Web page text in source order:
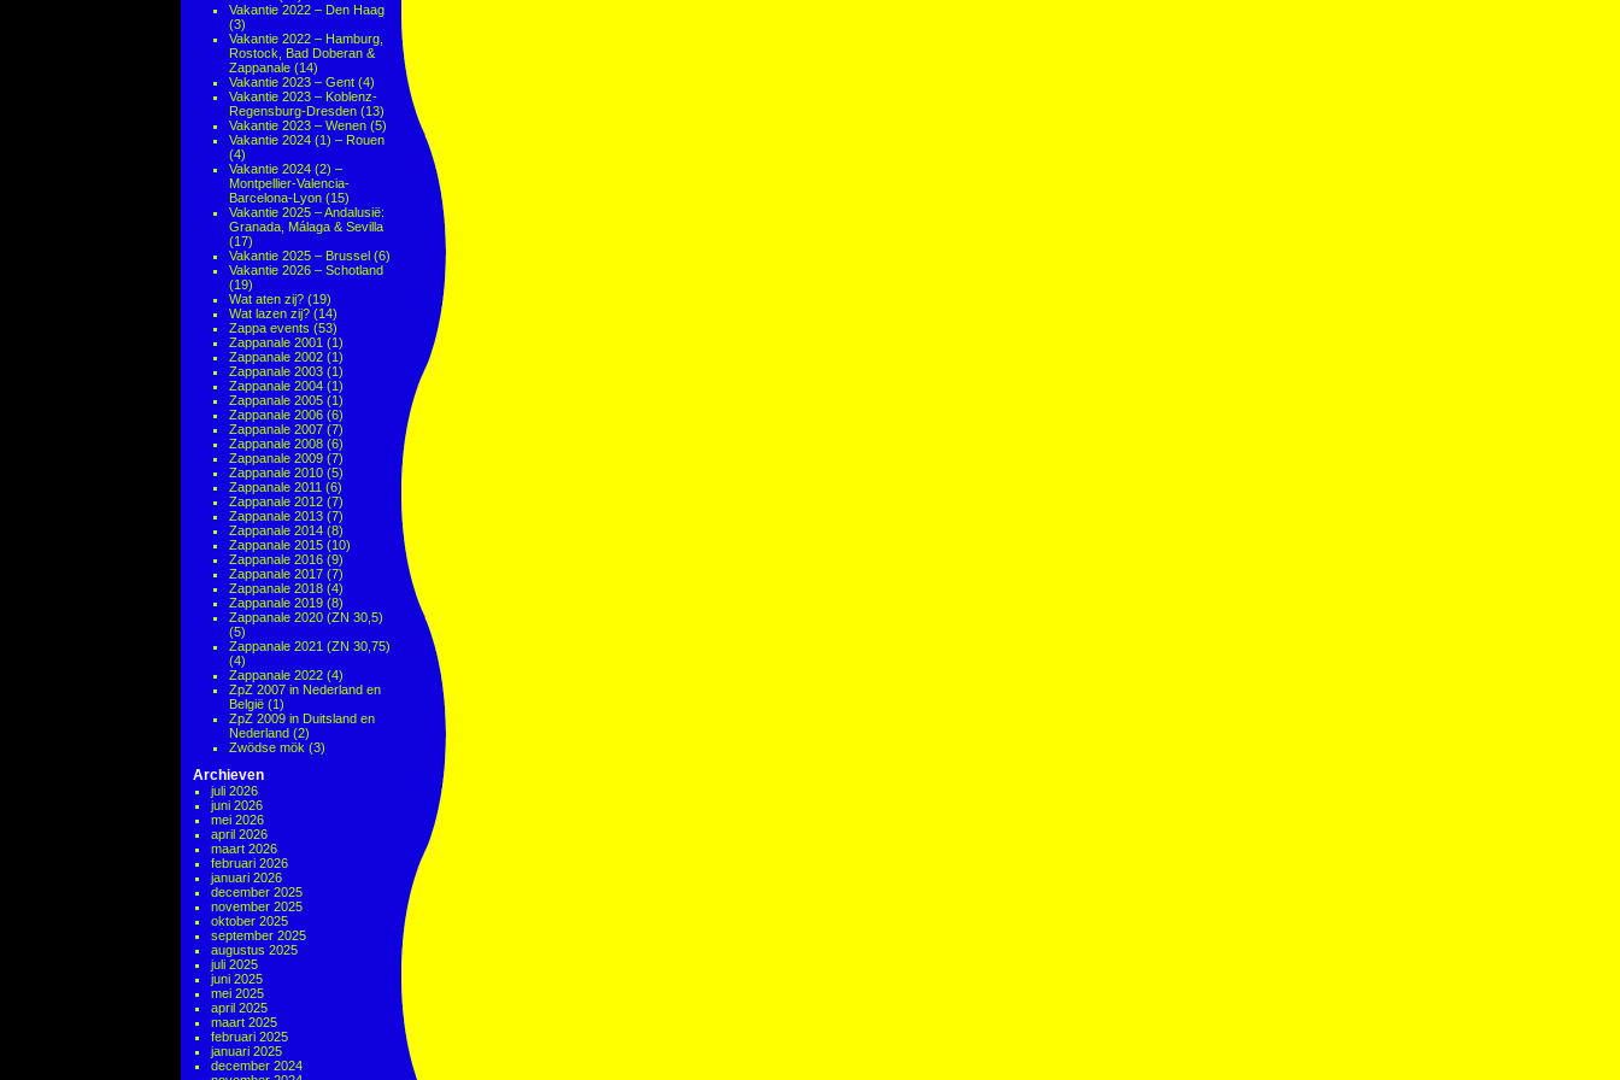
Vakantie 2022 – Den Haag
(3)
Vakantie 2022 – Hamburg,
Rostock, Bad Doberan &
Zappanale (14)
Vakantie 2023 – Gent (4)
Vakantie 2023 – Koblenz-
Regensburg-Dresden (13)
Vakantie 2023 – Wenen (5)
Vakantie 2024 (1) – Rouen
(4)
Vakantie 2024 (2) –
Montpellier-Valencia-
Barcelona-Lyon (15)
Vakantie 2025 – Andalusië:
Granada, Málaga & Sevilla
(17)
Vakantie 2025 – Brussel (6)
Vakantie 2026 – Schotland
(19)
Wat aten zij? (19)
Wat lazen zij? (14)
Zappa events (53)
Zappanale 2001 (1)
Zappanale 2002 (1)
Zappanale 2003 (1)
Zappanale 2004 (1)
Zappanale 2005 (1)
Zappanale 2006 (6)
Zappanale 2007 (7)
Zappanale 2008 (6)
Zappanale 2009 (7)
Zappanale 2010 (5)
Zappanale 2011 (6)
Zappanale 2012 (7)
Zappanale 2013 (7)
Zappanale 2014 (8)
Zappanale 2015 (10)
Zappanale 2016 (9)
Zappanale 2017 (7)
Zappanale 2018 (4)
Zappanale 2019 (8)
Zappanale 2020 (ZN 30,5)
(5)
Zappanale 2021 (ZN 30,75)
(4)
Zappanale 2022 (4)
ZpZ 2007 in Nederland en
België (1)
ZpZ 2009 in Duitsland en
Nederland (2)
Zwödse mök (3)
Archieven
juli 2026
juni 2026
mei 2026
april 2026
maart 2026
februari 2026
januari 2026
december 2025
november 2025
oktober 2025
september 2025
augustus 2025
juli 2025
juni 2025
mei 2025
april 2025
maart 2025
februari 2025
januari 2025
december 2024